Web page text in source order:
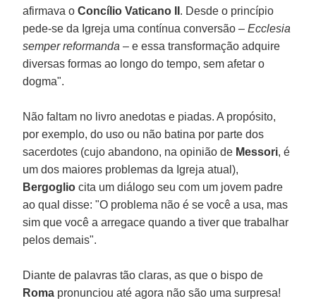
afirmava oConcílio Vaticano II . Desde o princípio
pede-se da Igreja uma contínua conversão –Ecclesia
semper reformanda– e essa transformação adquire
diversas formas ao longo do tempo, sem afetar o
dogma".
Não faltam no livro anedotas e piadas. A propósito,
por exemplo, do uso ou não batina por parte dos
sacerdotes (cujo abandono, na opinião de Messori, é
um dos maiores problemas da Igreja atual),
Bergogliocita um diálogo seu com um jovem padre
ao qual disse: "O problema não é se você a usa, mas
sim que você a arregace quando a tiver que trabalhar
pelos demais".
Diante de palavras tão claras, as que o bispo de
Roma pronunciou até agora não são uma surpresa!